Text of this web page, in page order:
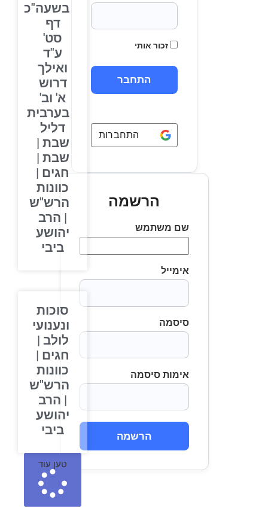
זכור אותי
התחברות באמצעות Google
הרשמה
שם משתמש
אימייל
סיסמה
אימות סיסמה
הרשמה
בשעה"כ
דף
סט'
ע"ד
ואילך
דרוש
א' וב'
בערבית
דליל
שבת |
שבת |
חגים |
כוונות
הרש"ש
| הרב
יהושע
ביבי
סוכות
ונענועי
לולב |
חגים |
כוונות
הרש"ש
| הרב
יהושע
ביבי
טען עוד